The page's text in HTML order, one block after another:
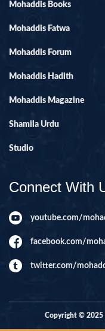
Mohaddis Books
Mohaddis Fatwa
Mohaddis Forum
Mohaddis Hadith
Mohaddis Magazine
Shamila Urdu
Studio
Connect With
youtube.com/
facebook.com/
twitter.com/
Copyright © 2025